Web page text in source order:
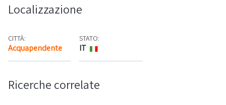
Localizzazione
CITTÀ:
Acquapendente Mappa
STATO:
IT
Ricerche correlate